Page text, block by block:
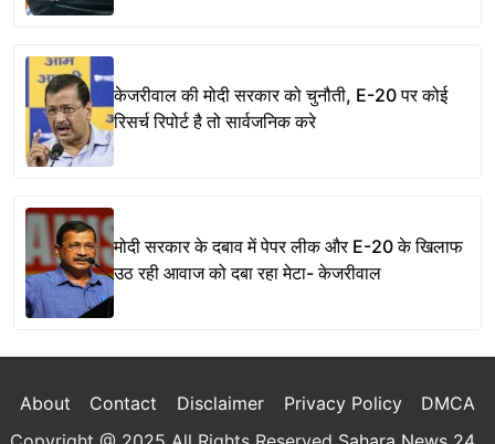
केजरीवाल की मोदी सरकार को चुनौती, E-20 पर कोई
रिसर्च रिपोर्ट है तो सार्वजनिक करे
मोदी सरकार के दबाव में पेपर लीक और E-20 के खिलाफ
उठ रही आवाज को दबा रहा मेटा- केजरीवाल
About Contact Disclaimer Privacy Policy
DMCA